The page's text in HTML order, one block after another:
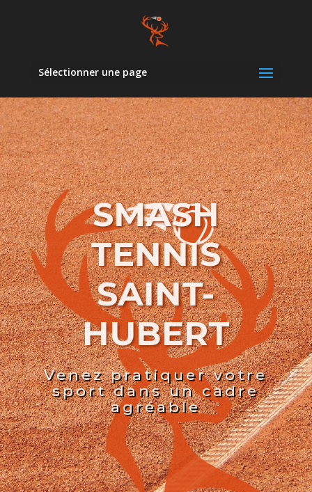
Sélectionner une page
SMASH
TENNIS
SAINT-
HUBERT
Venez pratiquer votre
sport dans un cadre
agréable